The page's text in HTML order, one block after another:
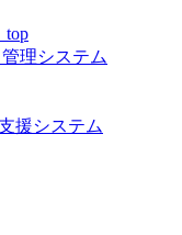
理システム
援システム